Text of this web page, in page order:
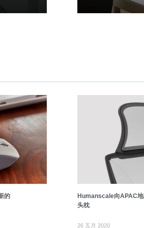
的
Humanscale向APAC
头枕
26 五月 2020